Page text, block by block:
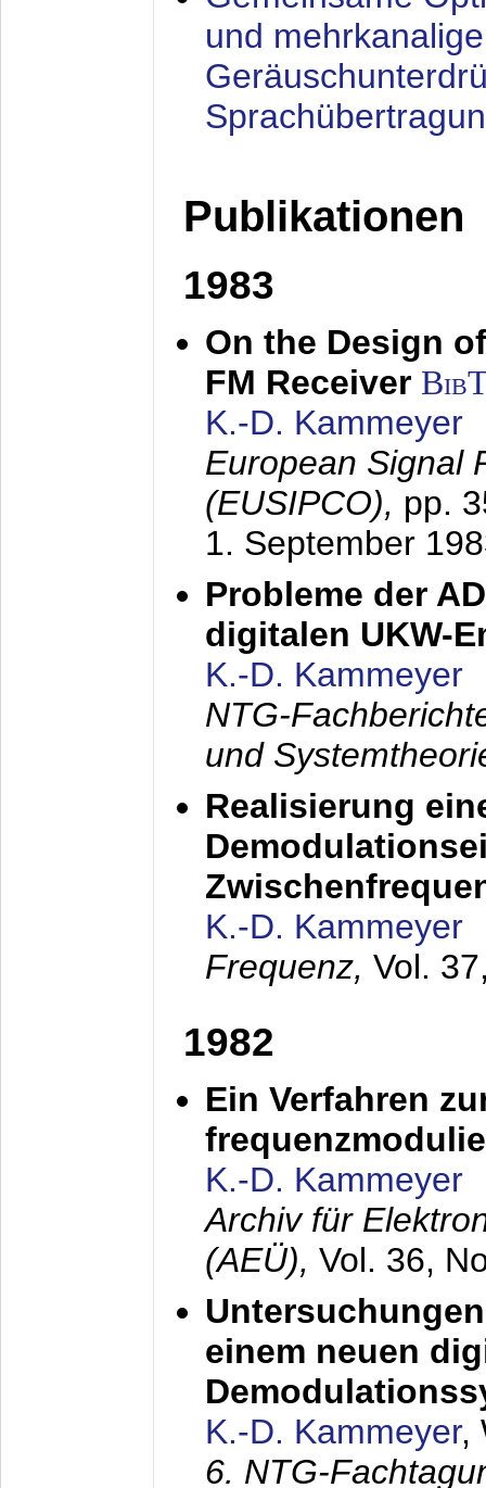
und
Publikationen
1983
On the Design
FM Receiver
K.-D. Kammeyer
European Signal
(EUSIPCO), pp.
1. September
Probleme der
digitalen UKW-
K.-D. Kammeyer
NTG-
und
Realisierung
K.-D. Kammeyer
Frequenz, Vol.
1982
Ein Verfahren
K.-D. Kammeyer
Archiv für
(AEÜ), Vol. 36,
einem neuen
K.-D. Kammeyer,
6. NTG-